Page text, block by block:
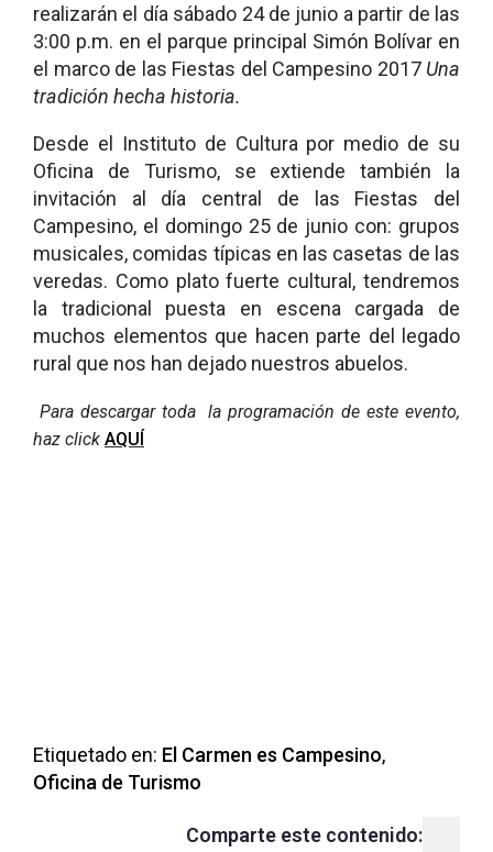
realizarán el día sábado 24 de junio a partir de las
3:00 p.m. en el parque principal Simón Bolívar en
el marco de las Fiestas del Campesino 2017 Una
tradición hecha historia.
Desde el Instituto de Cultura por medio de su
Oficina de Turismo, se extiende también la
invitación al día central de las Fiestas del
Campesino, el domingo 25 de junio con: grupos
musicales, comidas típicas en las casetas de las
veredas. Como plato fuerte cultural, tendremos
la tradicional puesta en escena cargada de
muchos elementos que hacen parte del legado
rural que nos han dejado nuestros abuelos.
Para descargar toda la programación de este evento,
haz click AQUÍ
Etiquetado en: El Carmen es Campesino
Oficina de Turismo
Comparte este contenido: